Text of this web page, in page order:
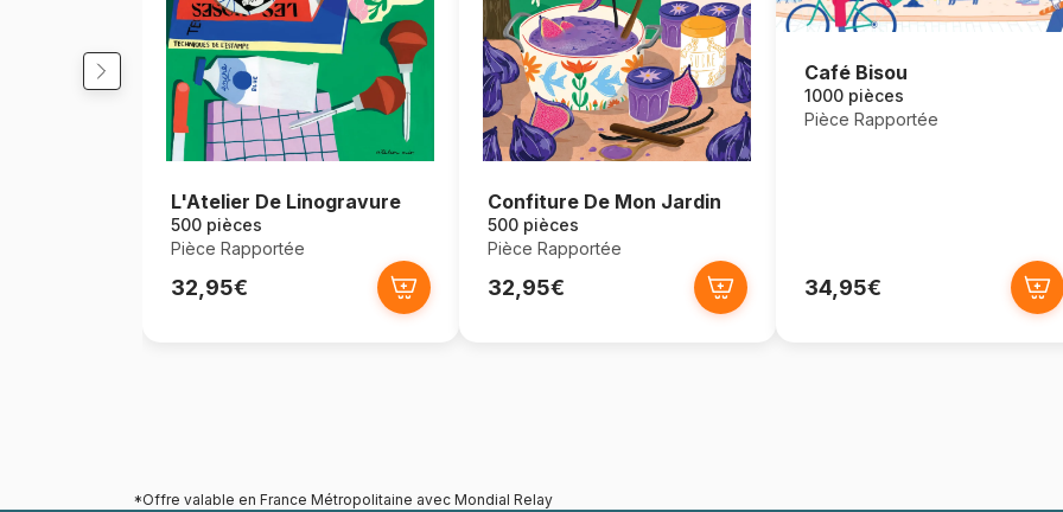
L'Atelier De Linogravure
500 pièces
Pièce Rapportée
32,95€
Confiture De Mon Jardin
500 pièces
Pièce Rapportée
32,95€
Café Bisou
1000 pièces
Pièce Rapportée
34,95€
*Offre valable en France Métropolitaine avec Mondial Relay